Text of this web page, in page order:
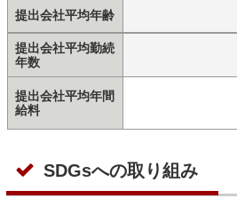
提出会社平均年齢
提出会社平均勤続
年数
提出会社平均年間
給料
SDGsへの取り組み